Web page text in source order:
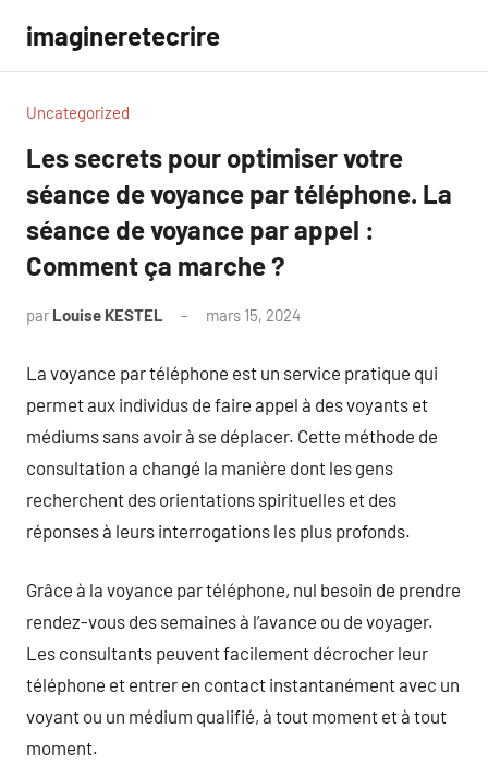
contenu
imagineretecrire
Uncategorized
Les secrets pour optimiser votre
séance de voyance par téléphone. La
séance de voyance par appel :
Comment ça marche ?
par Louise KESTEL mars 15, 2024
La voyance par téléphone est un service pratique qui
permet aux individus de faire appel à des voyants et
médiums sans avoir à se déplacer. Cette méthode de
consultation a changé la manière dont les gens
recherchent des orientations spirituelles et des
réponses à leurs interrogations les plus profonds.
Grâce à la voyance par téléphone, nul besoin de prendre
rendez-vous des semaines à l’avance ou de voyager.
Les consultants peuvent facilement décrocher leur
téléphone et entrer en contact instantanément avec un
voyant ou un médium qualifié, à tout moment et à tout
moment.